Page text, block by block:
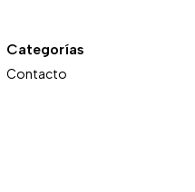
Categorías
Contacto